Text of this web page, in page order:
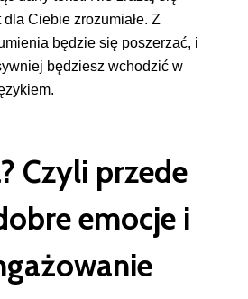
Ciebie zrozumiałe. Z
będzie się poszerzać, i
będziesz wchodzić w
językiem.
Czyli przede
emocje i